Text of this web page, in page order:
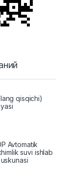
qisqichi)
Avtomatik
suvi ishlab